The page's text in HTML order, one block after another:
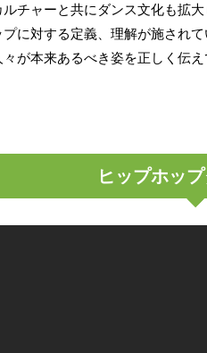
ルチャーと共にダンス文化も拡
に対する定義、理解が施され
が本来あるべき姿を正しく伝
ヒップホッ